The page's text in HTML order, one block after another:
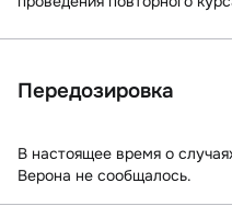
Передозировка
В настоящее время о
Верона не сообщалось.